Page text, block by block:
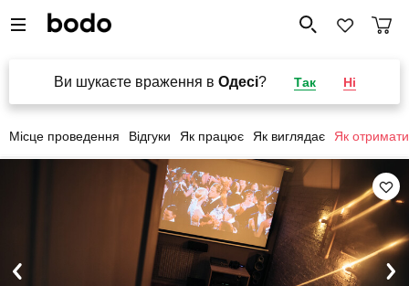
Ви шукаєте враження в Одесі? Так Ні
Місце проведення Відгуки Як працює Як виглядає Як отримати